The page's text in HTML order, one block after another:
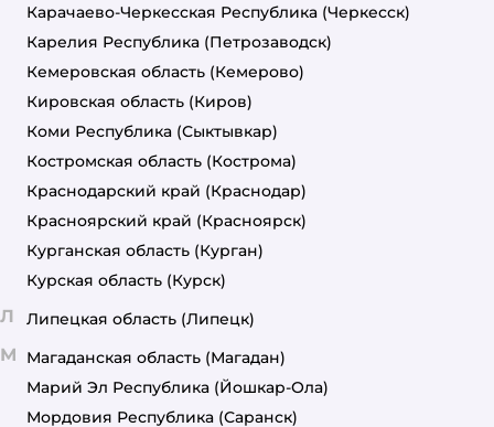
Карачаево-Черкесская Республика (Черкесск)
Карелия Республика (Петрозаводск)
Кемеровская область (Кемерово)
Кировская область (Киров)
Коми Республика (Сыктывкар)
Костромская область (Кострома)
Краснодарский край (Краснодар)
Красноярский край (Красноярск)
Курганская область (Курган)
Курская область (Курск)
Л Липецкая область (Липецк)
М Магаданская область (Магадан)
Марий Эл Республика (Йошкар-Ола)
Мордовия Республика (Саранск)